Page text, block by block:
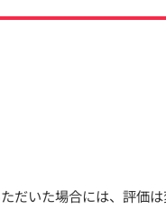
だいた場合には、評価は